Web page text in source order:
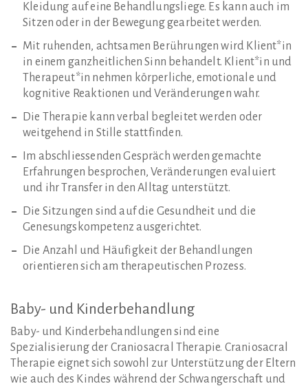
Kleidung auf eine Behandlungsliege. Es kann auch im
Sitzen oder in der Bewegung gearbeitet werden.
Mit ruhenden, achtsamen Berührungen wird Klient*in
in einem ganzheitlichen Sinn behandelt. Klient*in und
Therapeut*in nehmen körperliche, emotionale und
kognitive Reaktionen und Veränderungen wahr.
Die Therapie kann verbal begleitet werden oder
weitgehend in Stille stattfinden.
Im abschliessenden Gespräch werden gemachte
Erfahrungen besprochen, Veränderungen evaluiert
und ihr Transfer in den Alltag unterstützt.
Die Sitzungen sind auf die Gesundheit und die
Genesungskompetenz ausgerichtet.
Die Anzahl und Häufigkeit der Behandlungen
orientieren sich am therapeutischen Prozess.
Baby- und Kinderbehandlung
Baby- und Kinderbehandlungen sind eine
Spezialisierung der Craniosacral Therapie. Craniosacral
Therapie eignet sich sowohl zur Unterstützung der Eltern
wie auch des Kindes während der Schwangerschaft und